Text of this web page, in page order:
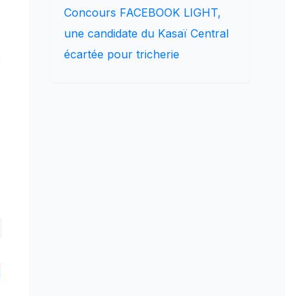
Concours FACEBOOK LIGHT,
une candidate du Kasaï Central
écartée pour tricherie